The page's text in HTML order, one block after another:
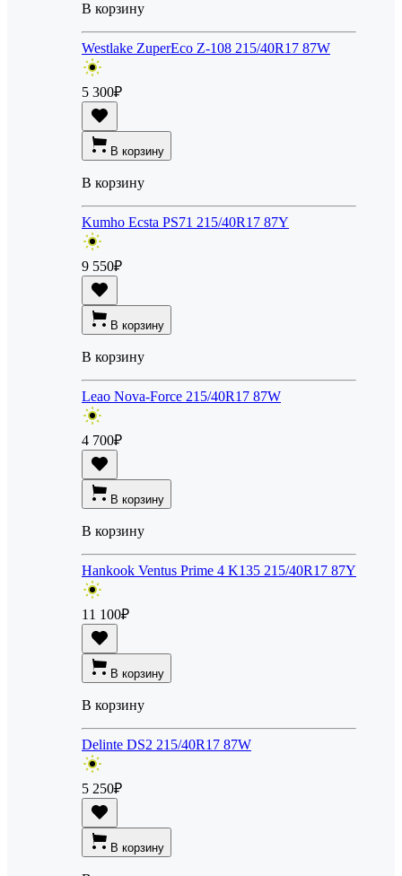
В корзину
Westlake ZuperEco Z-108 215/40R17 87W
5 300₽
В корзину
В корзину
Kumho Ecsta PS71 215/40R17 87Y
9 550₽
В корзину
В корзину
Leao Nova-Force 215/40R17 87W
4 700₽
В корзину
В корзину
Hankook Ventus Prime 4 K135 215/40R17 87Y
11 100₽
В корзину
В корзину
Delinte DS2 215/40R17 87W
5 250₽
В корзину